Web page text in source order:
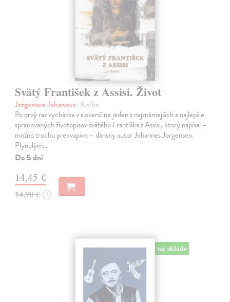
Svätý František z Assisi. Život
Jorgensen Johannes| Kniha
Po prvý raz vychádza v slovenčine jeden z najznámejších a najlepšie
spracovaných životopisov svätého Františka z Assisi, ktorý napísal –
možno trochu prekvapivo – dánsky autor Johannes Jorgensen.
Plynulým…
Do 5 dní
14,45 €
14,90 € ?
na sklade